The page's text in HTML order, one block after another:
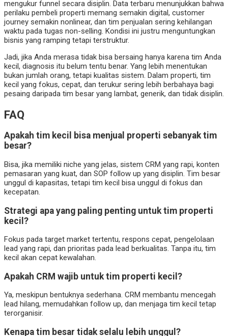
mengukur funnel secara disiplin. Data terbaru menunjukkan bahwa
perilaku pembeli properti memang semakin digital, customer
journey semakin nonlinear, dan tim penjualan sering kehilangan
waktu pada tugas non-selling. Kondisi ini justru menguntungkan
bisnis yang ramping tetapi terstruktur.
Jadi, jika Anda merasa tidak bisa bersaing hanya karena tim Anda
kecil, diagnosis itu belum tentu benar. Yang lebih menentukan
bukan jumlah orang, tetapi kualitas sistem. Dalam properti, tim
kecil yang fokus, cepat, dan terukur sering lebih berbahaya bagi
pesaing daripada tim besar yang lambat, generik, dan tidak disiplin.
FAQ
Apakah tim kecil bisa menjual properti sebanyak tim
besar?
Bisa, jika memiliki niche yang jelas, sistem CRM yang rapi, konten
pemasaran yang kuat, dan SOP follow up yang disiplin. Tim besar
unggul di kapasitas, tetapi tim kecil bisa unggul di fokus dan
kecepatan.
Strategi apa yang paling penting untuk tim properti
kecil?
Fokus pada target market tertentu, respons cepat, pengelolaan
lead yang rapi, dan prioritas pada lead berkualitas. Tanpa itu, tim
kecil akan cepat kewalahan.
Apakah CRM wajib untuk tim properti kecil?
Ya, meskipun bentuknya sederhana. CRM membantu mencegah
lead hilang, memudahkan follow up, dan menjaga tim kecil tetap
terorganisir.
Kenapa tim besar tidak selalu lebih unggul?